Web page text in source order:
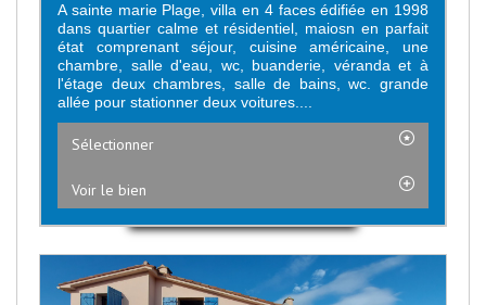
A sainte marie Plage, villa en 4 faces édifiée en 1998
dans quartier calme et résidentiel, maiosn en parfait
état comprenant séjour, cuisine américaine, une
chambre, salle d'eau, wc, buanderie, véranda et à
l'étage deux chambres, salle de bains, wc. grande
allée pour stationner deux voitures....
Sélectionner
Voir le bien